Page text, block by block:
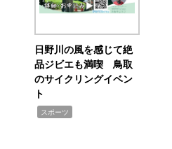
日野川の風を感じて絶
品ジビエも満喫 鳥取
のサイクリングイベン
ト
スポーツ